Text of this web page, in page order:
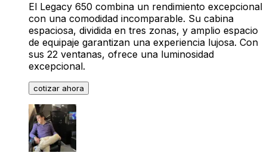
El Legacy 650 combina un rendimiento excepcional
con una comodidad incomparable. Su cabina
espaciosa, dividida en tres zonas, y amplio espacio
de equipaje garantizan una experiencia lujosa. Con
sus 22 ventanas, ofrece una luminosidad
excepcional.
cotizar ahora